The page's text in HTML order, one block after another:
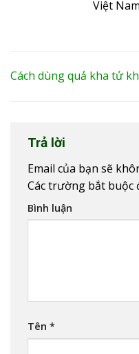
Việt
Cách dùng quả kha tử
Trả lời
Email của bạn sẽ
Các trường bắt buộc
Bình luận
Tên *